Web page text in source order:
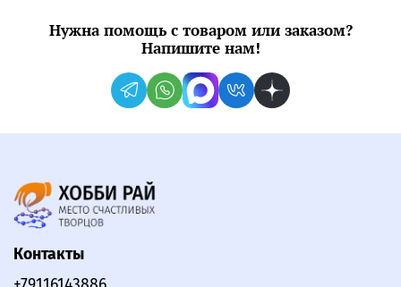
Нужна помощь с товаром или заказом?
Напишите нам!
Контакты